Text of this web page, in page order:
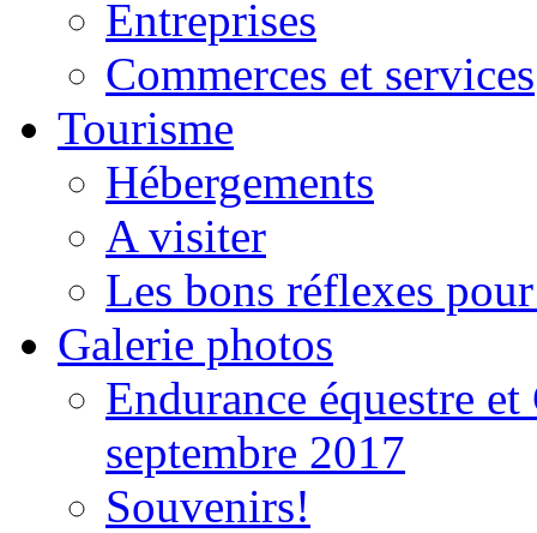
Entreprises
Commerces et services
Tourisme
Hébergements
A visiter
Les bons réflexes
Galerie photos
Endurance équestre
septembre 2017
Souvenirs!